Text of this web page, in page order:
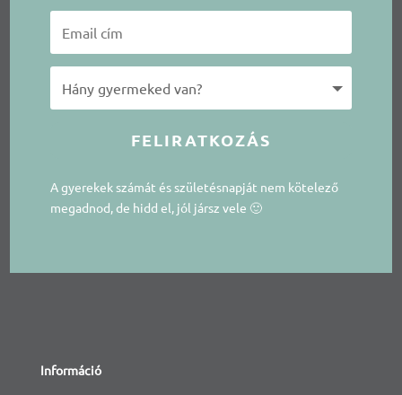
FELIRATKOZÁS
A gyerekek számát és születésnapját nem kötelező
megadnod, de hidd el, jól jársz vele 🙂
Információ